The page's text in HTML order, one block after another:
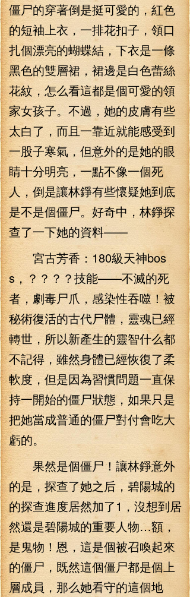
僵尸的穿著倒是挺可愛的，紅色
的短袖上衣，一排花扣子，領口
扎個漂亮的蝴蝶結，下衣是一條
黑色的雙層裙，裙邊是白色蕾絲
花紋，怎么看這都是個可愛的領
家女孩子。不過，她的皮膚有些
太白了，而且一靠近就能感受到
一股子寒氣，但意外的是她的眼
睛十分明亮，一點不像一個死
人，倒是讓林錚有些懷疑她到底
是不是個僵尸。好奇中，林錚探
查了一下她的資料——
宮古芳香：180級天神bos
s，？？？？技能——不滅的死
者，劇毒尸爪，感染性吞噬！被
秘術復活的古代尸體，靈魂已經
轉世，所以新產生的靈智什么都
不記得，雖然身體已經恢復了柔
軟度，但是因為習慣問題一直保
持一開始的僵尸狀態，如果只是
把她當成普通的僵尸對付會吃大
虧的。
果然是個僵尸！讓林錚意外
的是，探查了她之后，碧陽城的
的探查進度居然加了1，沒想到居
然還是碧陽城的重要人物…額，
是鬼物！恩，這是個被召喚起來
的僵尸，既然這個僵尸都是個上
層成員，那么她看守的這個地